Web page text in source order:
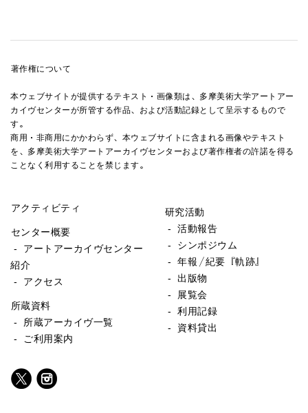
著作権について
本ウェブサイトが提供するテキスト・画像類は、多摩美術大学アートアー
カイヴセンターが所管する作品、および活動記録として呈示するもので
す。
商用・非商用にかかわらず、本ウェブサイトに含まれる画像やテキスト
を、多摩美術大学アートアーカイヴセンターおよび著作権者の許諾を得る
ことなく利用することを禁じます。
アクティビティ
センター概要
- アートアーカイヴセンター
紹介
- アクセス
所蔵資料
- 所蔵アーカイヴ一覧
- ご利用案内
研究活動
- 活動報告
- シンポジウム
- 年報／紀要『軌跡』
- 出版物
- 展覧会
- 利用記録
- 資料貸出